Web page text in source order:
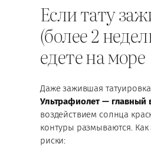
Если тату
(более 2
едете на море
Даже зажившая
Ультрафиолет — главный
воздействием солнца
контуры размываются.
риски: